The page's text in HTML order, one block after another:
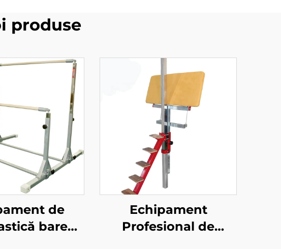
produse
de
bare
Echipament
Profesional de